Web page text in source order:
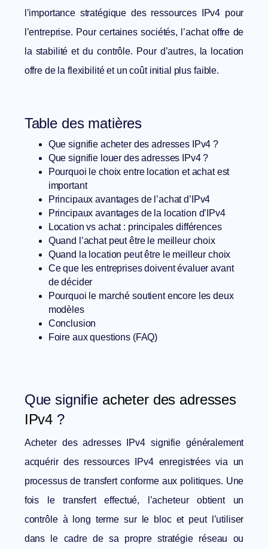
l’importance stratégique des ressources IPv4 pour
l’entreprise. Pour certaines sociétés, l’achat offre de
la stabilité et du contrôle. Pour d’autres, la location
offre de la flexibilité et un coût initial plus faible.
Table des matières
Que signifie acheter des adresses IPv4 ?
Que signifie louer des adresses IPv4 ?
Pourquoi le choix entre location et achat est
important
Principaux avantages de l’achat d’IPv4
Principaux avantages de la location d’IPv4
Location vs achat : principales différences
Quand l’achat peut être le meilleur choix
Quand la location peut être le meilleur choix
Ce que les entreprises doivent évaluer avant
de décider
Pourquoi le marché soutient encore les deux
modèles
Conclusion
Foire aux questions (FAQ)
Que signifie acheter des adresses
IPv4 ?
Acheter des adresses IPv4 signifie généralement
acquérir des ressources IPv4 enregistrées via un
processus de transfert conforme aux politiques. Une
fois le transfert effectué, l’acheteur obtient un
contrôle à long terme sur le bloc et peut l’utiliser
dans le cadre de sa propre stratégie réseau ou